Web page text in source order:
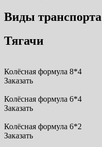
Виды транспорта
Тягачи
Колёсная формула 8*4
Заказать
Колёсная формула 6*4
Заказать
Колёсная формула 6*2
Заказать